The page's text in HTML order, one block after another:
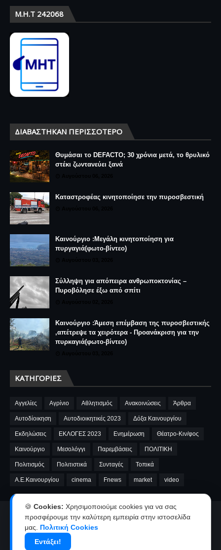
Μ.Η.Τ 242068
ΔΙΑΒΆΣΤΗΚΑΝ ΠΕΡΙΣΣΌΤΕΡΟ
Θυμάσαι το DEFACTO; 30 χρόνια μετά, το θρυλικό
στέκι ζωντανεύει ξανά
Καταστροφέας κινητοποίησε την πυροσβεστική
Καινούργιο :Μεγάλη κινητοποίηση για
πυργαγιά(φωτο-βίντεο)
Σύλληψη για απόπειρα ανθρωποκτονίας –
Πυροβόλησε έξω από σπίτι
Καινούργιο :Άμεση επέμβαση της πυροσβεστικής
,απέτρεψε τα χειρότερα - Προανάκριση για την
πυρκαγιά(φωτο-βίντεο)
ΚΑΤΗΓΟΡΊΕΣ
Αγγελίες Αγρίνιο Αθλητισμός Ανακοινώσεις Άρθρα
Αυτοδίοικηση Αυτοδιοικητικές 2023 Δόξα Καινουργίου
Εκδηλώσεις ΕΚΛΟΓΕΣ 2023 Ενημέρωση Θέατρο-Κιν/φος
Καινούργιο Μεσολόγγι Παρεμβάσεις ΠΟΛΙΤΙΚΗ
Πολιτισμός Πολιτιστικά Συνταγές Τοπικά
A.E.Καινουργίου cinema Fnews market video
Αρχική Ταυτότητα
Όροι χρήσης-Πολιτική απορρήτου
Επικοινωνία-Διαφήμιση
Copyright ©2026 kainourgiopress-Νέα από το Καινούργιο,το Αγρίνιο
🍪 Cookies: Χρησιμοποιούμε cookies για να σας
προσφέρουμε την καλύτερη εμπειρία στην ιστοσελίδα
μας. Πολιτική Cookies
Εντάξει!